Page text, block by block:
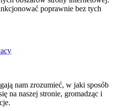
poprawnie bez tych
nam zrozumieć, w jaki sposób
na naszej stronie, gromadząc i